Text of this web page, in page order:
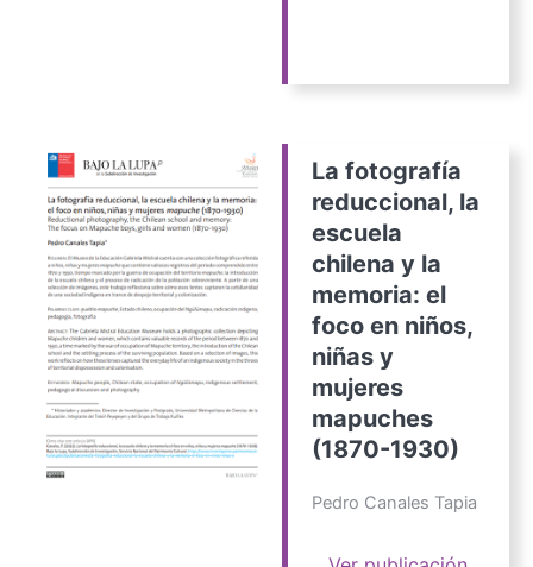
La fotografía
reduccional, la
escuela
chilena y la
memoria: el
foco en niños,
niñas y
mujeres
mapuches
(1870-1930)
Pedro Canales Tapia